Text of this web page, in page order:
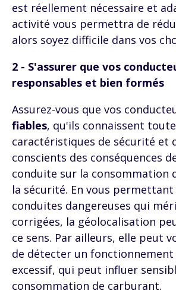
est réellement nécessaire et
activité vous permettra de
alors soyez difficile dans vos
2 - S'assurer que vos
responsables et bien formés
Assurez-vous que vos
fiables, qu'ils connaissent
caractéristiques de sécurité et
conscients des conséquences
conduite sur la consommation
la sécurité. En vous
conduites dangereuses qui
corrigées, la géolocalisation
ce sens. Par ailleurs, elle peut
de détecter un
excessif, qui peut influer
consommation de carburant.